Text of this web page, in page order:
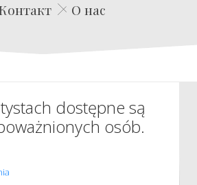
О нас
dostępne są
osób.